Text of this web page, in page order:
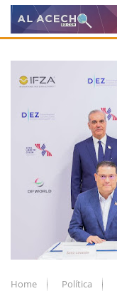
Home Política